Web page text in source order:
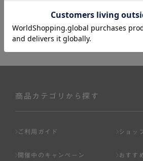
商品カテゴリから探す
ご利用ガイド ショッ
開催中のキャンペーン おすす